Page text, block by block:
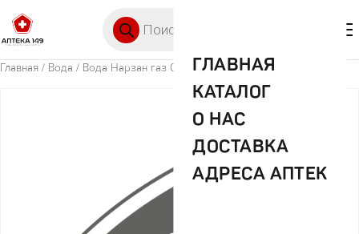
ГЛАВНАЯ
КАТАЛОГ
О НАС
ДОСТАВКА
АДРЕСА АПТЕК
Главная / Вода / Вода Нарзан газ 0,5л